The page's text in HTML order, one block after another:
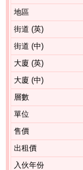
地區
街道 (英)
街道 (中)
大廈 (英)
大廈 (中)
層數
單位
售價
出租價
入伙年份